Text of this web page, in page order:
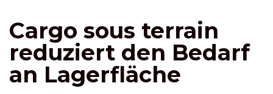
Cargo sous terrain
reduziert den Bedarf
an Lagerfläche